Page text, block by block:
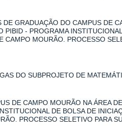
GRADUAÇÃO DO CAMPUS DE
PIBID - PROGRAMA
CAMPO MOURÃO. PROCESSO
DO SUBPROJETO DE
DE CAMPO MOURÃO NA ÁREA
DE BOLSA DE
PROCESSO SELETIVO PARA